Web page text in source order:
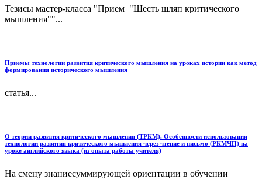
Тезисы мастер-класса "Прием "Шесть шляп критического
мышления""...
Приемы технологии развития критического мышления на уроках истории как метод
формирования исторического мышления
статья...
О теории развития критического мышления (ТРКМ). Особенности использования
технологии развития критического мышления через чтение и письмо (РКМЧП) на
уроке английского языка (из опыта работы учителя)
На смену знаниесуммирующей ориентации в обучении